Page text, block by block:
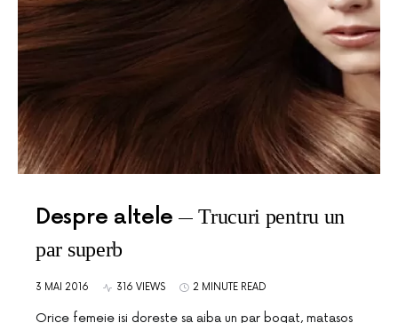
Despre altele
Trucuri pentru un
par superb
3 MAI 2016 316 VIEWS 2 MINUTE READ
Orice femeie isi doreste sa aiba un par bogat, matasos